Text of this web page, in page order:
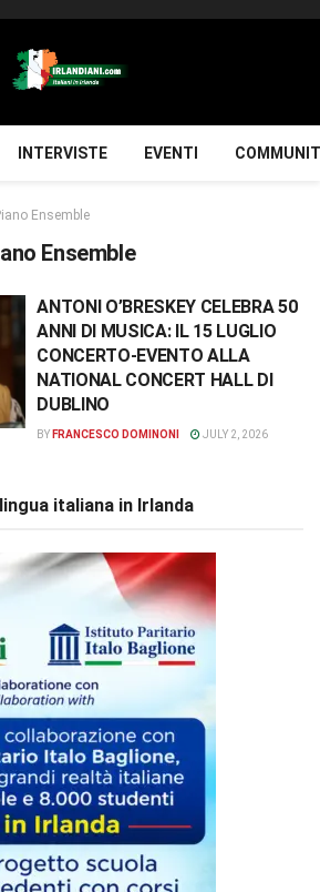
INTERVISTE EVENTI
Ensemble
Ensemble
ANTONI O’BRESKEY CELEBRA 50
ANNI DI MUSICA: IL 15 LUGLIO
CONCERTO-EVENTO ALLA
NATIONAL CONCERT HALL DI
DUBLINO
BY FRANCESCO DOMINONI JULY 2, 2026
italiana in Irlanda